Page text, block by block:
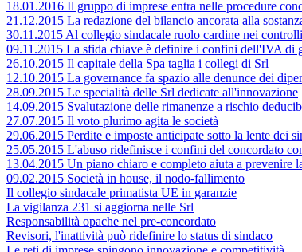
18.01.2016 Il gruppo di imprese entra nelle procedure
21.12.2015 La redazione del bilancio ancorata alla
30.11.2015 Al collegio sindacale ruolo cardine nei controlli
09.11.2015 La sfida chiave è definire i confini dell'IVA di
26.10.2015 Il capitale della Spa taglia i collegi di Srl
12.10.2015 La governance fa spazio alle denunce dei
28.09.2015 Le specialità delle Srl dedicate all'innovazione
14.09.2015 Svalutazione delle rimanenze a rischio
27.07.2015 Il voto plurimo agita le società
29.06.2015 Perdite e imposte anticipate sotto la lente dei
25.05.2015 L'abuso ridefinisce i confini del concordato
13.04.2015 Un piano chiaro e completo aiuta a prevenire
09.02.2015 Società in house, il nodo-fallimento
Il collegio sindacale primatista UE in garanzie
La vigilanza 231 si aggiorna nelle Srl
Responsabilità opache nel pre-concordato
Revisori, l'inattività può ridefinire lo status di sindaco